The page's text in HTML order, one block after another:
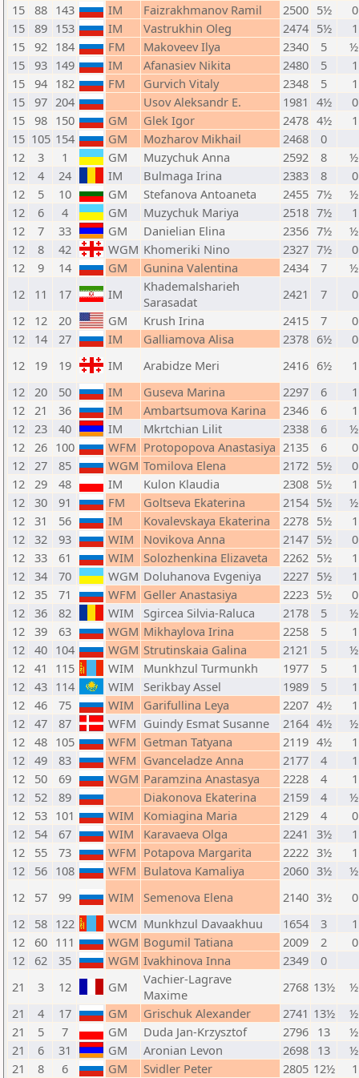
15 88 143 IM Faizrakhmanov Ramil 2500 5½
15 89 153 IM Vastrukhin Oleg 2474 5½
15 92 184 FM Makoveev Ilya 2340 5
15 93 149 IM Afanasiev Nikita 2480 5
15 94 182 FM Gurvich Vitaly 2348 5
15 97 204 Usov Aleksandr E. 1981 4½
15 98 150 GM Glek Igor 2478 4½
15 105 154 GM Mozharov Mikhail 2468
0
12
3 1 GM Muzychuk Anna 2592 8
12
4 24 IM Bulmaga Irina 2383 8
12
5 10 GM Stefanova Antoaneta 2455 7½
12
6 4 GM Muzychuk Mariya 2518 7½
12
7 33 GM Danielian Elina 2356 7½
12
8 42 WGM Khomeriki Nino 2327 7½
12
9 14 GM Gunina Valentina 2434 7
12
11 17 IM
Khademalsharieh
Sarasadat
2421 7
12
12 20 GM Krush Irina 2415 7
12
14 27 IM Galliamova Alisa 2378 6½
12
19 19 IM Arabidze Meri 2416 6½
12 20 50 IM Guseva Marina 2297 6
12 21 36 IM Ambartsumova Karina 2346 6
12 23 40 IM Mkrtchian Lilit 2338 6
12 26 100 WFM Protopopova Anastasiya 2135 6
12 27 85 WGM Tomilova Elena 2172 5½
12 29 48 IM Kulon Klaudia 2308 5½
12 30 91 FM Goltseva Ekaterina 2154 5½
12 31 56 IM Kovalevskaya Ekaterina 2278 5½
12 32 93 WIM Novikova Anna 2147 5½
12 33 61 WIM Solozhenkina Elizaveta 2262 5½
12 34 70 WGM Doluhanova Evgeniya 2227 5½
12 35 71 WFM Geller Anastasiya 2223 5½
12 36 82 WIM Sgircea Silvia-Raluca 2178 5
12 39 63 WGM Mikhaylova Irina 2258 5
12 40 104 WGM Strutinskaia Galina 2121 5
12 41 115 WIM Munkhzul Turmunkh 1977 5
12 43 114 WIM Serikbay Assel 1989 5
12 46 75 WIM Garifullina Leya 2207 4½
12 47 87 WFM Guindy Esmat Susanne 2164 4½
12 48 105 WFM Getman Tatyana 2119 4½
12 49 83 WFM Gvanceladze Anna 2177 4
12
50 69 WGM Paramzina Anastasya 2228 4
12
52 89 Diakonova Ekaterina 2159 4
12
53 101 WIM Komiagina Maria 2129 4
12
54 67 WIM Karavaeva Olga 2241 3½
12
55 73 WFM Potapova Margarita 2222 3½
12
56 108 WFM Bulatova Kamaliya 2060 3½
12
57 99 WIM Semenova Elena 2140 3½
12
58 122 WCM Munkhzul Davaakhuu 1654 3
12 60 111 WGM Bogumil Tatiana 2009 2
12
62 35 WGM Ivakhinova Inna 2349
0
21
3 12 GM
Vachier-Lagrave
Maxime
2768 13½
21
4 17 GM Grischuk Alexander 2741 13½
21
5 7 GM Duda Jan-Krzysztof 2796 13
21
6 31 GM Aronian Levon 2698 13
21
8 6 GM Svidler Peter 2805 12½